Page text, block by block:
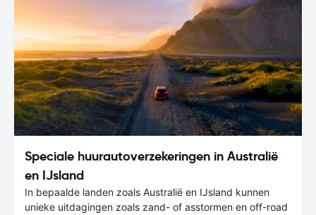
Speciale huurautoverzekeringen in Australië
en IJsland
In bepaalde landen zoals Australië en IJsland kunnen
unieke uitdagingen zoals zand- of asstormen en off-road